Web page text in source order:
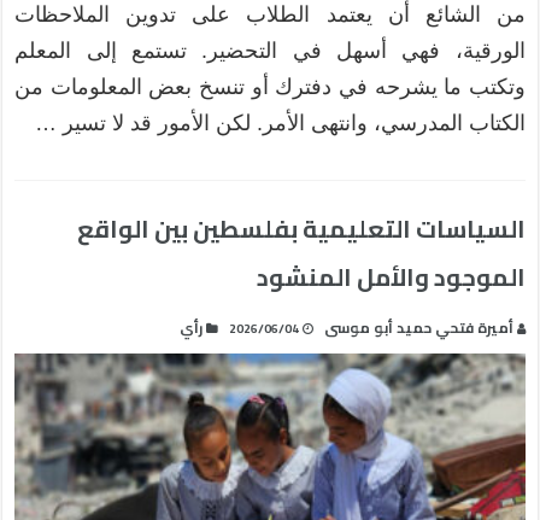
من الشائع أن يعتمد الطلاب على تدوين الملاحظات
الورقية، فهي أسهل في التحضير. تستمع إلى المعلم
وتكتب ما يشرحه في دفترك أو تنسخ بعض المعلومات من
الكتاب المدرسي، وانتهى الأمر. لكن الأمور قد لا تسير …
السياسات التعليمية بفلسطين بين الواقع
الموجود والأمل المنشود
أميرة فتحي حميد أبو موسى 2026/06/04 رأي